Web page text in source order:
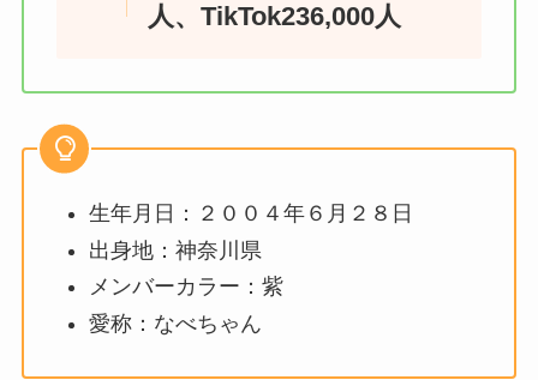
人、TikTok236,000人
生年月日：２００４年６月２８日
出身地：神奈川県
メンバーカラー：紫
愛称：なべちゃん